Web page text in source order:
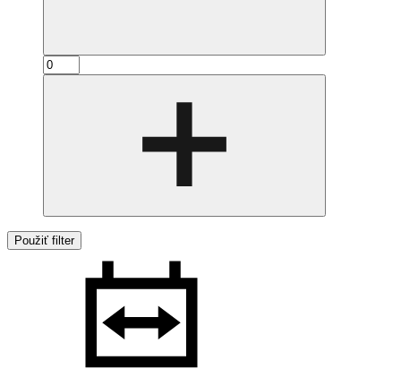
Použiť filter